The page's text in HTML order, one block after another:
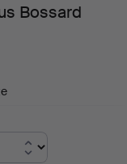
Bossard